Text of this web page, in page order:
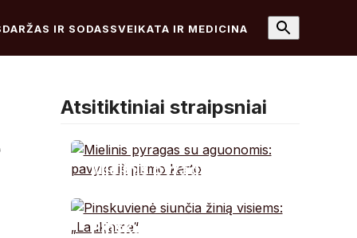
DARŽAS IR SODASSVEIKATA IR MEDICINA
Atsitiktiniai straipsniai
Mielinis pyragas su
pirmo karto
Pinskuvienė siunčia